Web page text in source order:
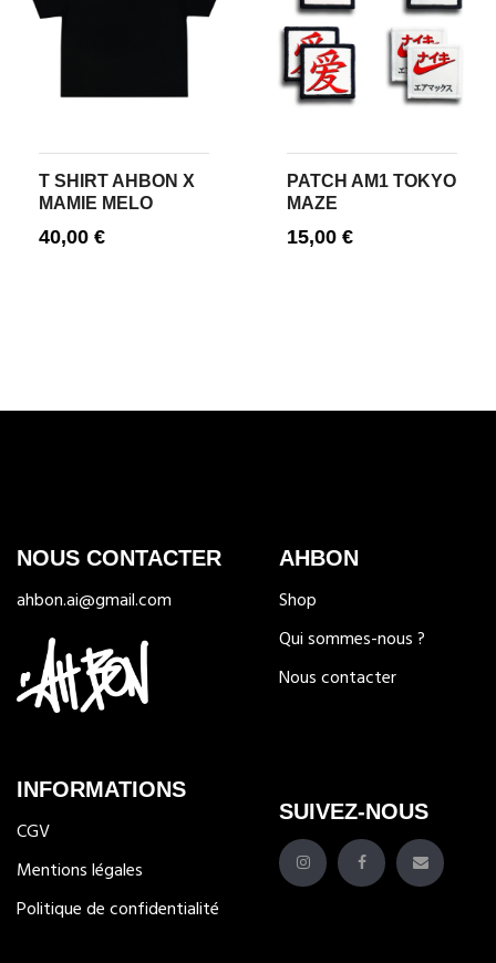
T SHIRT AHBON X
MAMIE MELO
40,00 €
PATCH AM1 TOKYO
MAZE
15,00 €
NOUS CONTACTER
ahbon.ai@gmail.com
AHBON
Shop
Qui sommes-nous ?
Nous contacter
INFORMATIONS
CGV
Mentions légales
Politique de confidentialité
SUIVEZ-NOUS